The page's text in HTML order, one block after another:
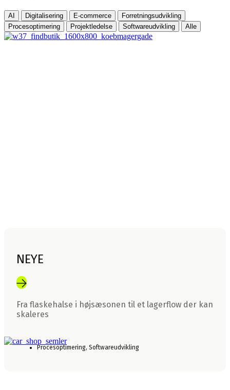
AI Digitalisering E-commerce
Forretningsudvikling
Procesoptimering
Projektledelse Softwareudvikling Alle
NEYE
Fra flaskehalse i højsæsonen til et lagerflow der kan
skaleres
Procesoptimering, Softwareudvikling